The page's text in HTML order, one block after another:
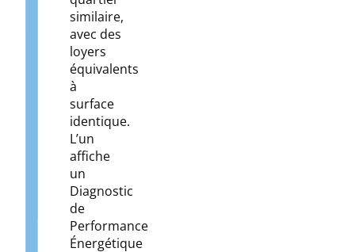
similaire,
avec des
loyers
équivalents
à
surface
identique.
L’un
affiche
un
Diagnostic
de
Performance
Énergétique